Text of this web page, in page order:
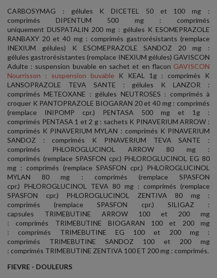
CARBOSYMAG : gélules K DICETEL 50 et 100 mg :
comprimés DIPENTUM 500 mg : comprimés
uniquement DUSPATALIN 200 mg : gélules K ESOMEPRAZOLE
RANBAXY 20 et 40 mg : comprimés gastrorésistants (remplace
INEXIUM gélules) K ESOMEPRAZOLE SANDOZ 20 mg :
gélules gastrorésistantes (remplace INEXIUM gélules) GAVISCON
Adulte : suspension buvable en sachet et en flacon GAVISCON
Nourrisson : suspension buvable K KEAL 1g : comprimés K
LANSOPRAZOLE TEVA SANTE : gélules K LANZOR :
comprimés METEOXANE : gélules NEUTROSES : comprimés à
croquer K PANTOPRAZOLE BIOGARAN 20 et 40 mg : comprimés
(remplace INIPOMP cpr.) PENTASA 500 mg et 1g :
comprimés PENTASA 1 et 2 g : sachets K PINAVERIUM ARROW :
comprimés K PINAVERIUM MYLAN : comprimés K PINAVERIUM
SANDOZ : comprimés K PINAVERIUM TEVA SANTE :
comprimés PHLOROGLUCINOL ARROW 80 mg :
comprimés (remplace SPASFON cpr.) PHLOROGLUCINOL EG 80
mg : comprimés (remplace SPASFON cpr.) PHLOROGLUCINOL
MYLAN 80 mg : comprimés (remplace SPASFON
cpr.) PHLOROGLUCINOL TEVA 80 mg : comprimés (remplace
SPASFON cpr.) PHLOROGLUCINOL ZENTIVA 80 mg :
comprimés (remplace SPASFON cpr.) SILIGAZ :
capsules TRIMEBUTINE ARROW 100 et 200 mg
: comprimés TRIMEBUTINE BIOGARAN 100 et 200 mg
: comprimés TRIMEBUTINE EG 100 et 200 mg :
comprimés TRIMEBUTINE SANDOZ 100 et 200 mg
: comprimés TRIMEBUTINE ZENTIVA 100 ET 200 mg : comprimés.
FIEVRE - DOULEURS